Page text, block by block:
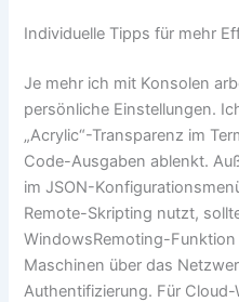
Individuelle Tipps für mehr
Je mehr ich mit Konsolen
persönliche Einstellungen.
„Acrylic“-Transparenz im
Code-Ausgaben ablenkt.
im JSON-
Remote-Skripting nutzt,
WindowsRemoting-
Maschinen über das
Authentifizierung. Für